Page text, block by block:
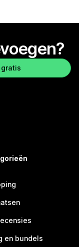
gratis
en bundels